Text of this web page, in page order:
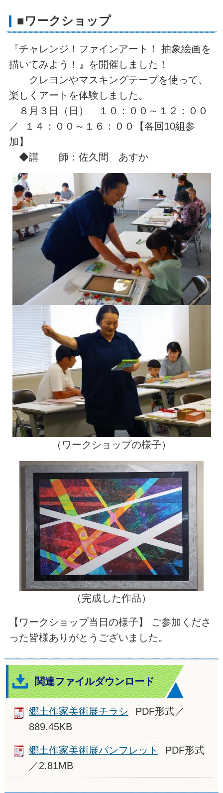
■ワークショップ
『チャレンジ！ファインアート！ 抽象絵画を
描いてみよう！』を開催しました！
クレヨンやマスキングテープを使って、
楽しくアートを体験しました。
８月３日（日） １０：００～１２：００
／ １４：００～１６：００【各回10組参
加】
◆講 師：佐久間 あすか
（ワークショップの様子）
（完成した作品）
【ワークショップ当日の様子】 ご参加くださ
った皆様ありがとうございました。
関連ファイルダウンロード
郷土作家美術展チラシ
PDF形式／
889.45KB
郷土作家美術展パンフレット
PDF形式
／2.81MB